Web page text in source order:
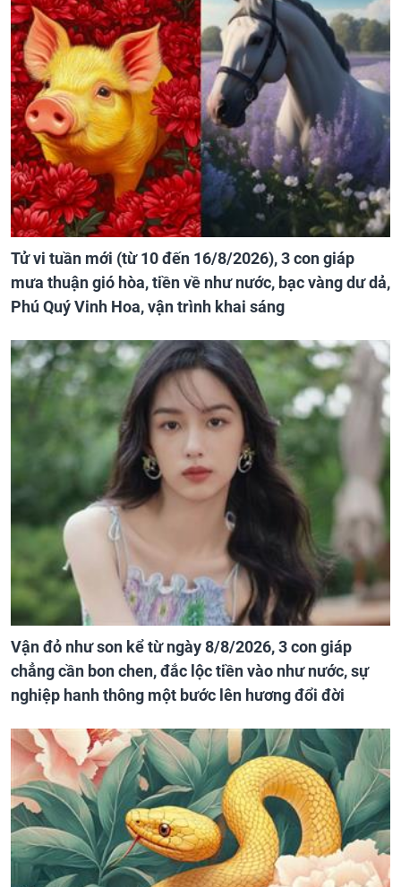
Tử vi tuần mới (từ 10 đến 16/8/2026), 3 con giáp
mưa thuận gió hòa, tiền về như nước, bạc vàng dư dả,
Phú Quý Vinh Hoa, vận trình khai sáng
Vận đỏ như son kể từ ngày 8/8/2026, 3 con giáp
chẳng cần bon chen, đắc lộc tiền vào như nước, sự
nghiệp hanh thông một bước lên hương đổi đời